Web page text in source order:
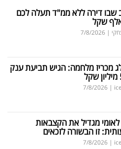
שבו דירה ללא ממ"ד תעלה לכם
|
7/8/2026
מכריז מלחמה: הגיש תביעת ענק
|
7/8/2026
לאומי מגדיל את הקצבאות
זו הבשורה לזכאים
|
7/8/2026